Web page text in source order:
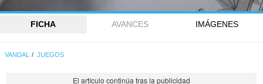
FICHA AVANCES IMÁGENES
VANDAL JUEGOS